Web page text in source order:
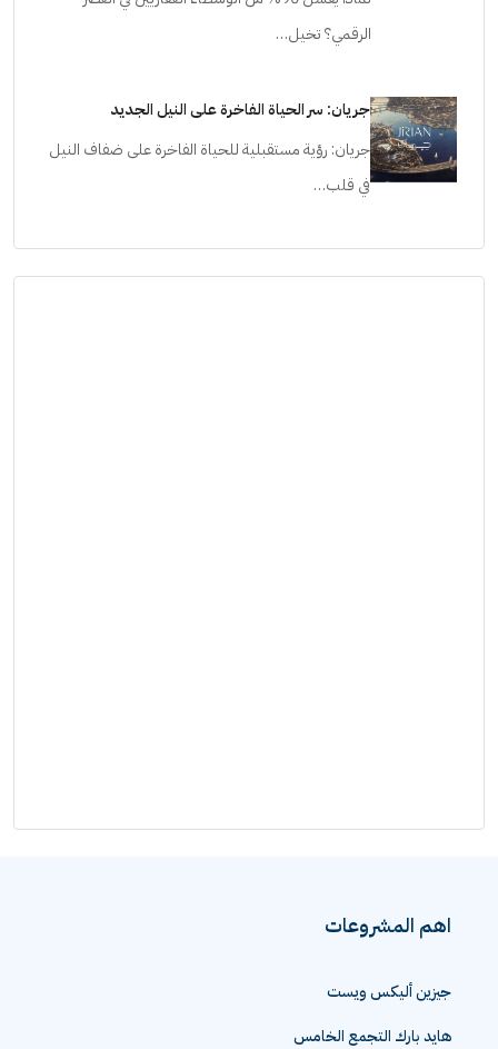
الرقمي؟ تخيل…
جريان: سر الحياة الفاخرة على النيل الجديد
جريان: رؤية مستقبلية للحياة الفاخرة على ضفاف النيل
في قلب…
اهم المشروعات
جيزين أليكس ويست
هايد بارك التجمع الخامس